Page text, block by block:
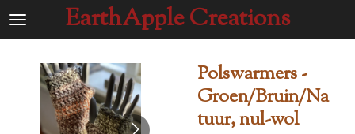
Ga
hoofdinhoud
EarthApple Creations
Polswarmers -
Groen/Bruin/Na
tuur, nul-wol